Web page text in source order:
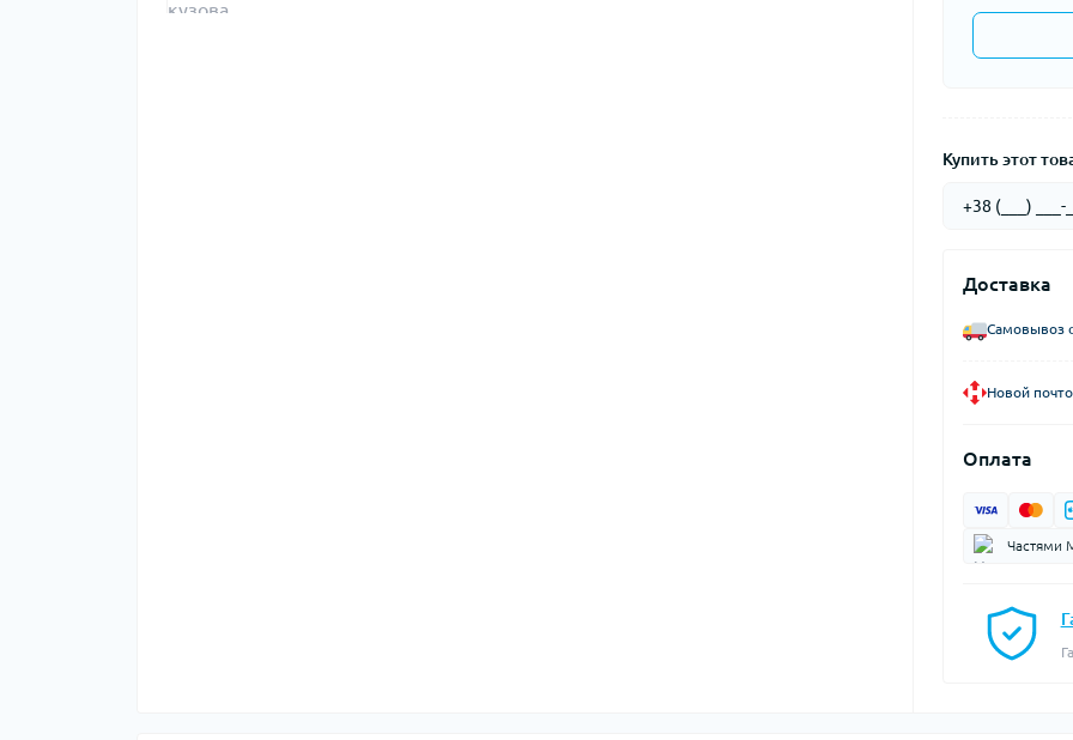
Купить этот
Доставка
Самовывоз
Новой
Оплата
Частями